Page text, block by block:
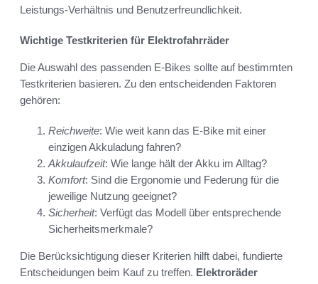
Leistungs-Verhältnis und Benutzerfreundlichkeit.
Wichtige Testkriterien für Elektrofahrräder
Die Auswahl des passenden E-Bikes sollte auf bestimmten
Testkriterien basieren. Zu den entscheidenden Faktoren
gehören:
Reichweite: Wie weit kann das E-Bike mit einer
einzigen Akkuladung fahren?
Akkulaufzeit: Wie lange hält der Akku im Alltag?
Komfort: Sind die Ergonomie und Federung für die
jeweilige Nutzung geeignet?
Sicherheit: Verfügt das Modell über entsprechende
Sicherheitsmerkmale?
Die Berücksichtigung dieser Kriterien hilft dabei, fundierte
Entscheidungen beim Kauf zu treffen. Elektroräder